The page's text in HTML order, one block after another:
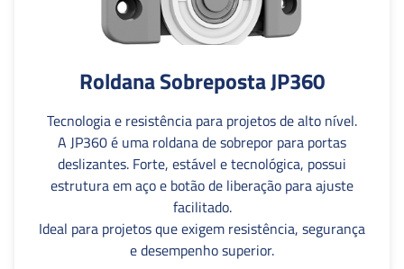
Roldana Sobreposta JP360
Tecnologia e resistência para projetos de alto nível.
A JP360 é uma roldana de sobrepor para portas
deslizantes. Forte, estável e tecnológica, possui
estrutura em aço e botão de liberação para ajuste
facilitado.
Ideal para projetos que exigem resistência, segurança
e desempenho superior.